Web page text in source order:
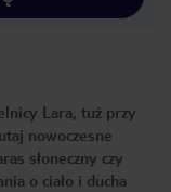
Lara, tuż przy
nowoczesne
słoneczny czy
o ciało i ducha